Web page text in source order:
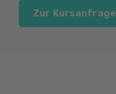
Zur Kursanfrage